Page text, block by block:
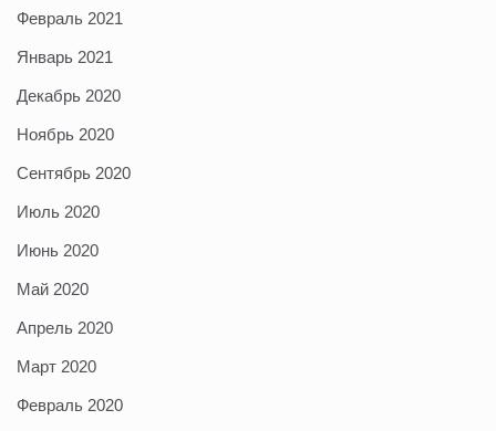
Февраль 2021
Январь 2021
Декабрь 2020
Ноябрь 2020
Сентябрь 2020
Июль 2020
Июнь 2020
Май 2020
Апрель 2020
Март 2020
Февраль 2020